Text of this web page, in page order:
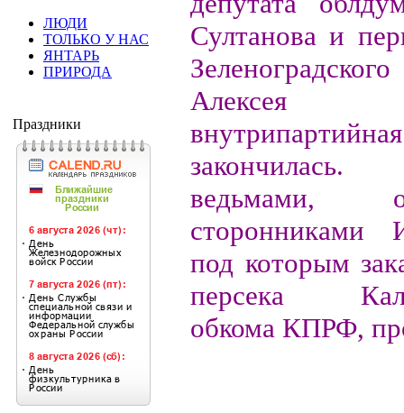
ЛЮДИ
ТОЛЬКО У НАС
ЯНТАРЬ
ПРИРОДА
Праздники
Султанова и
Алексея
ведьмами,
сторонниками
под которым
персека
обкома КПРФ,